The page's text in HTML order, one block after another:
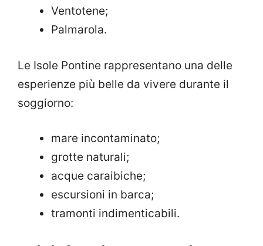
Ventotene;
Palmarola.
Le Isole Pontine rappresentano una delle
esperienze più belle da vivere durante il
soggiorno:
mare incontaminato;
grotte naturali;
acque caraibiche;
escursioni in barca;
tramonti indimenticabili.